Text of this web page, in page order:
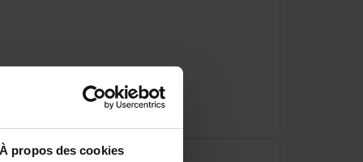
À propos des cookies